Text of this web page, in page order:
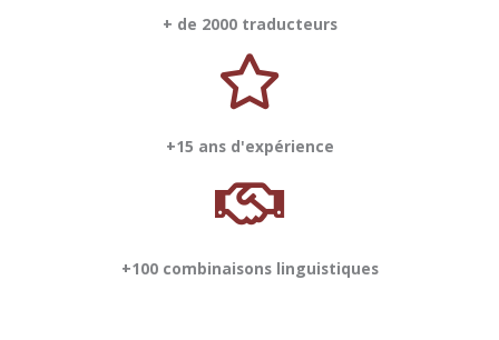
+ de 2000 traducteurs
+15 ans d'expérience
+100 combinaisons linguistiques